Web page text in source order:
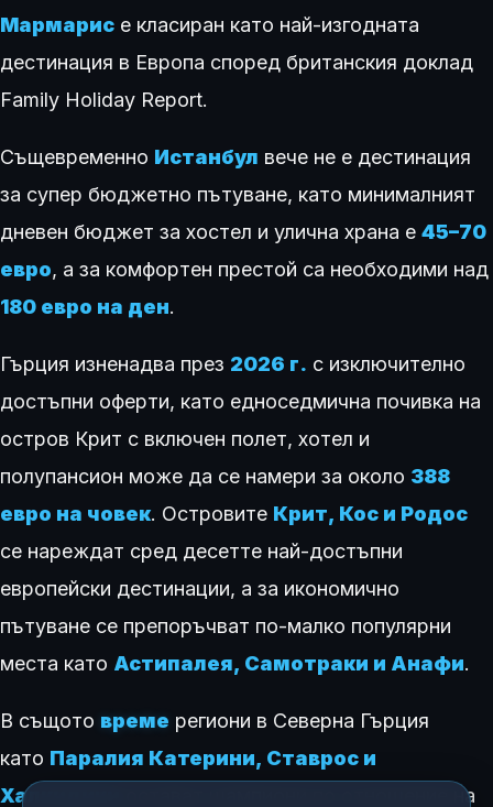
Мармарис е класиран като най-изгодната
дестинация в Европа според британския доклад
Family Holiday Report.
Същевременно Истанбул вече не е дестинация
за супер бюджетно пътуване, като минималният
дневен бюджет за хостел и улична храна е 45–70
евро, а за комфортен престой са необходими над
180 евро на ден.
Гърция изненадва през 2026 г. с изключително
достъпни оферти, като едноседмична почивка на
остров Крит с включен полет, хотел и
полупансион може да се намери за около 388
евро на човек. Островите Крит, Кос и Родос
се нареждат сред десетте най-достъпни
европейски дестинации, а за икономично
пътуване се препоръчват по-малко популярни
места като Астипалея, Самотраки и Анафи.
В същото време региони в Северна Гърция
като Паралия Катерини, Ставрос и
Халкидики
остават шампиони по отношение на